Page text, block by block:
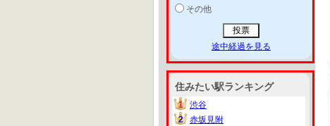
その他
途中経過を見る
住みたい駅ランキング
1
1
渋谷
2
2
赤坂見附